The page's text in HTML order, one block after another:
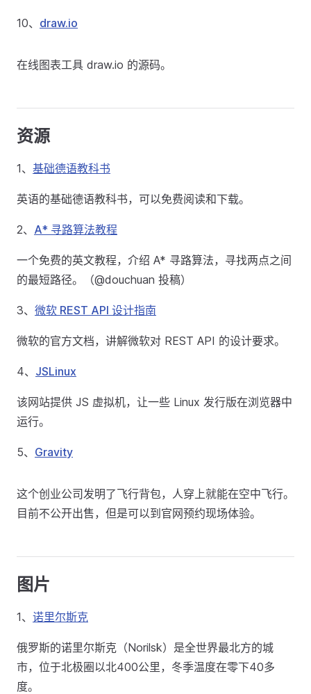
10、 draw.io
在线图表工具 draw.io 的源码。
资源
1、 基础德语教科书
英语的基础德语教科书，可以免费阅读和下载。
2、 A* 寻路算法教程
一个免费的英文教程，介绍 A* 寻路算法，寻找两点之间
的最短路径。（@douchuan 投稿）
3、 微软 REST API 设计指南
微软的官方文档，讲解微软对 REST API 的设计要求。
4、 JSLinux
该网站提供 JS 虚拟机，让一些 Linux 发行版在浏览器中
运行。
5、 Gravity
这个创业公司发明了飞行背包，人穿上就能在空中飞行。
目前不公开出售，但是可以到官网预约现场体验。
图片
1、 诺里尔斯克
俄罗斯的诺里尔斯克（Norilsk）是全世界最北方的城
市，位于北极圈以北400公里，冬季温度在零下40多
度。